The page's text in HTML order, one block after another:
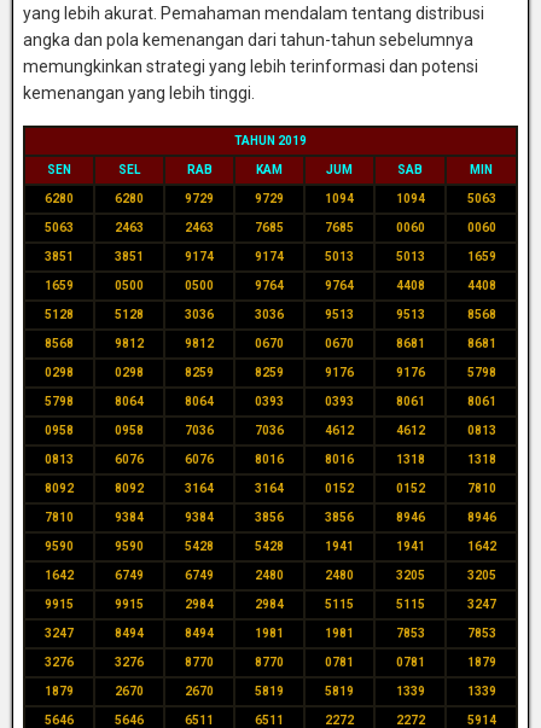
yang lebih akurat. Pemahaman mendalam tentang distribusi
angka dan pola kemenangan dari tahun-tahun sebelumnya
memungkinkan strategi yang lebih terinformasi dan potensi
kemenangan yang lebih tinggi.
TAHUN 2019
SEN SEL RAB KAM JUM SAB MIN
6280 6280 9729 9729 1094 1094 5063
5063 2463 2463 7685 7685 0060 0060
3851 3851 9174 9174 5013 5013 1659
1659 0500 0500 9764 9764 4408 4408
5128 5128 3036 3036 9513 9513 8568
8568 9812 9812 0670 0670 8681 8681
0298 0298 8259 8259 9176 9176 5798
5798 8064 8064 0393 0393 8061 8061
0958 0958 7036 7036 4612 4612 0813
0813 6076 6076 8016 8016 1318 1318
8092 8092 3164 3164 0152 0152 7810
7810 9384 9384 3856 3856 8946 8946
9590 9590 5428 5428 1941 1941 1642
1642 6749 6749 2480 2480 3205 3205
9915 9915 2984 2984 5115 5115 3247
3247 8494 8494 1981 1981 7853 7853
3276 3276 8770 8770 0781 0781 1879
1879 2670 2670 5819 5819 1339 1339
5646 5646 6511 6511 2272 2272 5914